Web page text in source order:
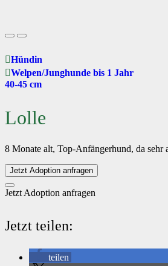
Hündin
Welpen/Junghunde bis 1 Jahr
40-45 cm
Lolle
8 Monate alt, Top-Anfängerhund, da sehr
Jetzt Adoption anfragen
Jetzt Adoption anfragen
Jetzt teilen:
teilen